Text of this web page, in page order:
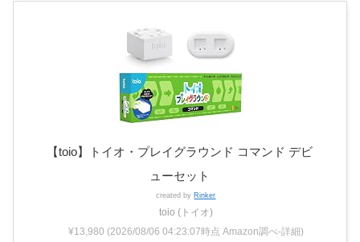
【toio】トイオ・プレイグラウンド コマンド デビ
ューセット
created by Rinker
toio (トイオ)
¥13,980 (2026/08/06 04:23:07時点 Amazon調べ-詳細)